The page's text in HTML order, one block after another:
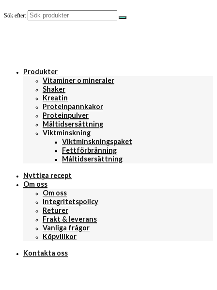
Sök efter:
Produkter
Vitaminer o mineraler
Shaker
Kreatin
Proteinpannkakor
Proteinpulver
Måltidsersättning
Viktminskning
Viktminskningspaket
Fettförbränning
Måltidsersättning
Nyttiga recept
Om oss
Om oss
Integritetspolicy
Returer
Frakt & leverans
Vanliga frågor
Köpvillkor
Kontakta oss